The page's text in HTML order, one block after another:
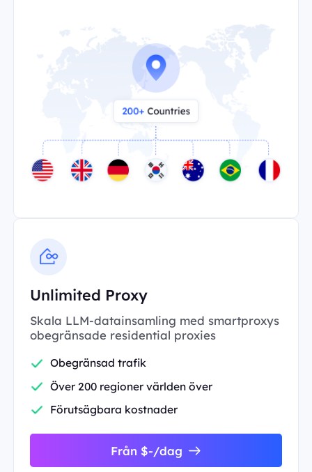
Unlimited Proxy
Skala LLM-datainsamling med smartproxys
obegränsade residential proxies
Obegränsad trafik
Över 200 regioner världen över
Förutsägbara kostnader
Från $-/dag